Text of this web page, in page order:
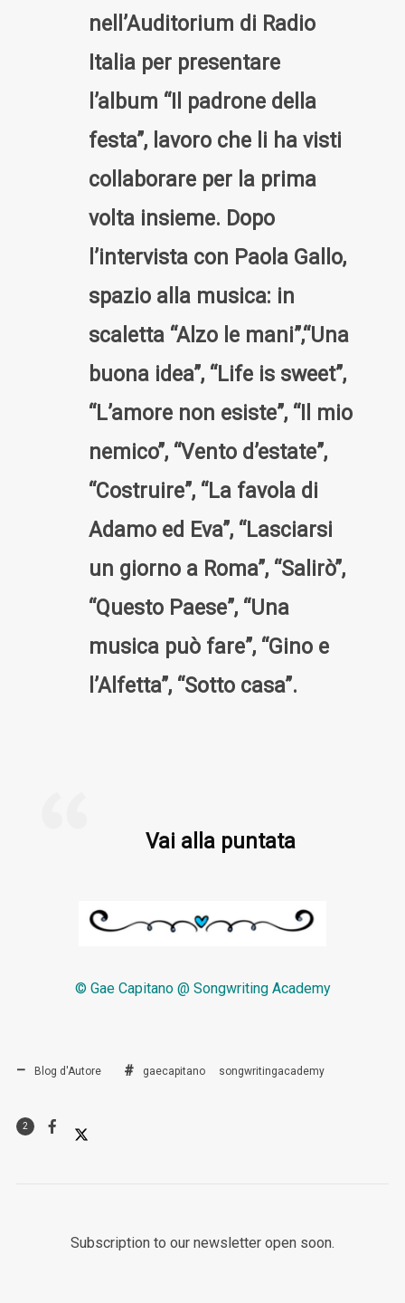
nell’Auditorium di Radio
Italia per presentare
l’album “Il padrone della
festa”, lavoro che li ha visti
collaborare per la prima
volta insieme. Dopo
l’intervista con Paola Gallo,
spazio alla musica: in
scaletta “Alzo le mani”,“Una
buona idea”, “Life is sweet”,
“L’amore non esiste”, “Il mio
nemico”, “Vento d’estate”,
“Costruire”, “La favola di
Adamo ed Eva”, “Lasciarsi
un giorno a Roma”, “Salirò”,
“Questo Paese”, “Una
musica può fare”, “Gino e
l’Alfetta”, “Sotto casa”.
Vai alla puntata
© Gae Capitano @ Songwriting Academy
Blog d'Autore gaecapitano songwritingacademy
2
Subscription to our newsletter open soon.